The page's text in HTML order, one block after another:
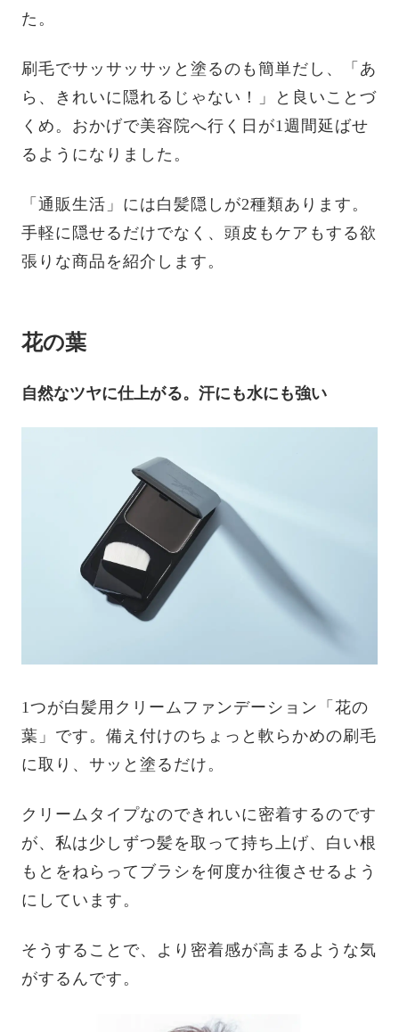
た。
刷毛でサッサッサッと塗るのも簡単だし、「あ
ら、きれいに隠れるじゃない！」と良いことづ
くめ。おかげで美容院へ行く日が1週間延ばせ
るようになりました。
「通販生活」には白髪隠しが2種類あります。
手軽に隠せるだけでなく、頭皮もケアもする欲
張りな商品を紹介します。
花の葉
自然なツヤに仕上がる。汗にも水にも強い
1つが白髪用クリームファンデーション「花の
葉」です。備え付けのちょっと軟らかめの刷毛
に取り、サッと塗るだけ。
クリームタイプなのできれいに密着するのです
が、私は少しずつ髪を取って持ち上げ、白い根
もとをねらってブラシを何度か往復させるよう
にしています。
そうすることで、より密着感が高まるような気
がするんです。